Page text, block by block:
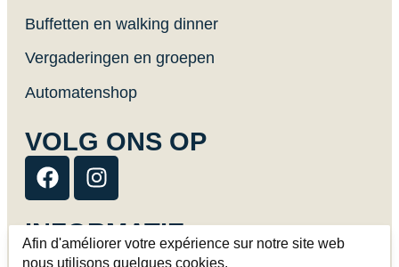
Buffetten en walking dinner
Vergaderingen en groepen
Automatenshop
VOLG ONS OP
INFORMATIE
Afin d'améliorer votre expérience sur notre site web
nous utilisons quelques cookies.